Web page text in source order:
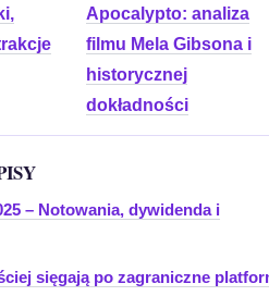
Apocalypto: analiza
filmu Mela Gibsona i
historycznej
dokładności
– Notowania, dywidenda i
sięgają po zagraniczne